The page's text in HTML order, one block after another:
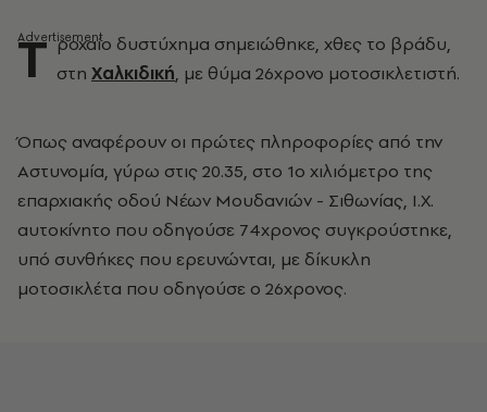
Τ ροχαίο δυστύχημα σημειώθηκε, χθες το βράδυ,
στη Χαλκιδική, με θύμα 26χρονο μοτοσικλετιστή.
Όπως αναφέρουν οι πρώτες πληροφορίες από την
Αστυνομία, γύρω στις 20.35, στο 1ο χιλιόμετρο της
επαρχιακής οδού Νέων Μουδανιών - Σιθωνίας, Ι.Χ.
αυτοκίνητο που οδηγούσε 74χρονος συγκρούστηκε,
υπό συνθήκες που ερευνώνται, με δίκυκλη
μοτοσικλέτα που οδηγούσε ο 26χρονος.